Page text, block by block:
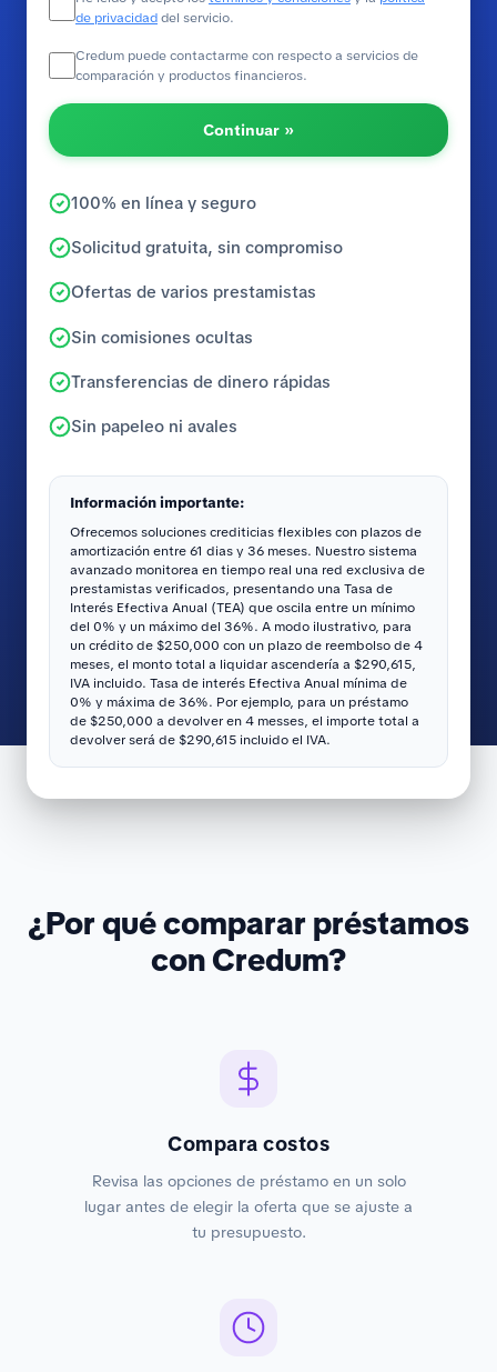
de privacidaddel servicio.
Credum puede contactarme con respecto a servicios de
comparación y productos financieros.
Continuar »
100% en línea y seguro
Solicitud gratuita, sin compromiso
Ofertas de varios prestamistas
Sin comisiones ocultas
Transferencias de dinero rápidas
Sin papeleo ni avales
Información importante:
Ofrecemos soluciones crediticias flexibles con plazos de
amortización entre 61 dias y 36 meses. Nuestro sistema
avanzado monitorea en tiempo real una red exclusiva de
prestamistas verificados, presentando una Tasa de
Interés Efectiva Anual (TEA) que oscila entre un mínimo
del 0% y un máximo del 36%. A modo ilustrativo, para
un crédito de $250,000 con un plazo de reembolso de 4
meses, el monto total a liquidar ascendería a $290,615,
IVA incluido. Tasa de interés Efectiva Anual mínima de
0% y máxima de 36%. Por ejemplo, para un préstamo
de $250,000 a devolver en 4 messes, el importe total a
devolver será de $290,615 incluido el IVA.
¿Por qué comparar préstamos
con Credum?
Compara costos
Revisa las opciones de préstamo en un solo
lugar antes de elegir la oferta que se ajuste a
tu presupuesto.